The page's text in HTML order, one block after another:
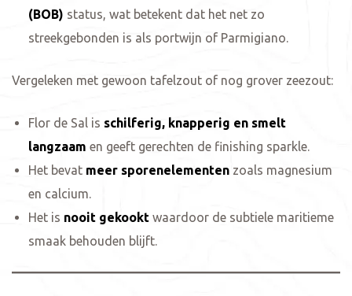
(BOB) status, wat betekent dat het net zo
streekgebonden is als portwijn of Parmigiano.
Vergeleken met gewoon tafelzout of nog grover zeezout:
Flor de Sal is schilferig, knapperig en smelt
langzaam en geeft gerechten de finishing sparkle.
Het bevat meer sporenelementenzoals magnesium
en calcium.
Het is nooit gekooktwaardoor de subtiele maritieme
smaak behouden blijft.